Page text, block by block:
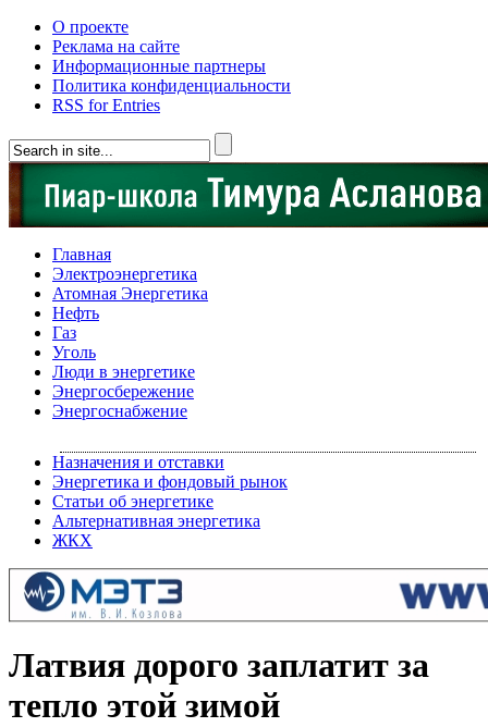
О проекте
Реклама на сайте
Информационные партнеры
Политика конфиденциальности
RSS for Entries
Главная
Электроэнергетика
Атомная Энергетика
Нефть
Газ
Уголь
Люди в энергетике
Энергосбережение
Энергоснабжение
Назначения и отставки
Энергетика и фондовый рынок
Статьи об энергетике
Альтернативная энергетика
ЖКХ
Латвия дорого заплатит за
тепло этой зимой